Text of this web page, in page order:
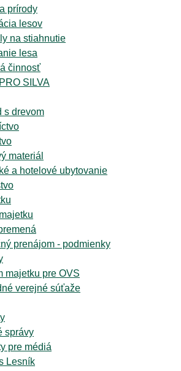
prírody
lesov
na stiahnutie
lesa
činnosť
SILVA
s drevom
materiál
a hotelové ubytovanie
prenájom - podmienky
majetku pre OVS
verejné súťaže
správy
pre médiá
Lesník